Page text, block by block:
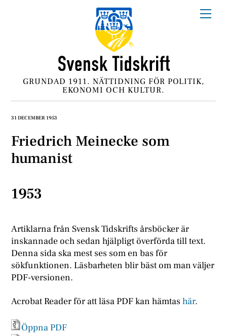
GRUNDAD 1911. NÄTTIDNING FÖR POLITIK,
EKONOMI OCH KULTUR.
31 DECEMBER 1953
Friedrich Meinecke som
humanist
1953
Artiklarna från Svensk Tidskrifts årsböcker är
inskannade och sedan hjälpligt överförda till text.
Denna sida ska mest ses som en bas för
sökfunktionen. Läsbarheten blir bäst om man väljer
PDF-versionen.
Acrobat Reader för att läsa PDF kan hämtashär.
Öppna PDF